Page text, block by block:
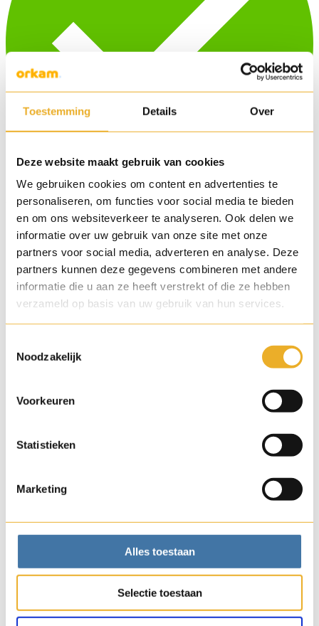
Toestemming Details Over
Deze website maakt gebruik van cookies
We gebruiken cookies om content en advertenties te
personaliseren, om functies voor social media te bieden
en om ons websiteverkeer te analyseren. Ook delen we
informatie over uw gebruik van onze site met onze
partners voor social media, adverteren en analyse. Deze
partners kunnen deze gegevens combineren met andere
informatie die u aan ze heeft verstrekt of die ze hebben
verzameld op basis van uw gebruik van hun services.
Noodzakelijk
Voorkeuren
Statistieken
Marketing
Alles toestaan
Selectie toestaan
Veilig betalen met:
Bancontact
Breedte
Binnenoppervlakte13.13 m²
Slotinox bol met cilinderslot
staaldak met anticondensdoek
Dakoversteek vooraan12 cm
DakgotenAfz. verkrijgbaar ( zie accessoires )